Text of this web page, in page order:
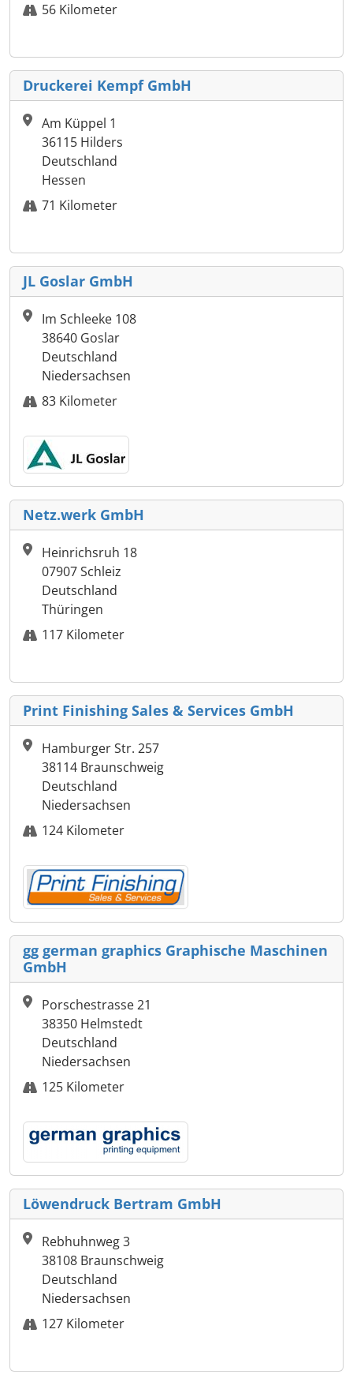
56 Kilometer
Druckerei Kempf GmbH
Am Küppel 1
36115 Hilders
Deutschland
Hessen
71 Kilometer
JL Goslar GmbH
Im Schleeke 108
38640 Goslar
Deutschland
Niedersachsen
83 Kilometer
Netz.werk GmbH
Heinrichsruh 18
07907 Schleiz
Deutschland
Thüringen
117 Kilometer
Print Finishing Sales & Services GmbH
Hamburger Str. 257
38114 Braunschweig
Deutschland
Niedersachsen
124 Kilometer
gg german graphics Graphische Maschinen
GmbH
Porschestrasse 21
38350 Helmstedt
Deutschland
Niedersachsen
125 Kilometer
Löwendruck Bertram GmbH
Rebhuhnweg 3
38108 Braunschweig
Deutschland
Niedersachsen
127 Kilometer